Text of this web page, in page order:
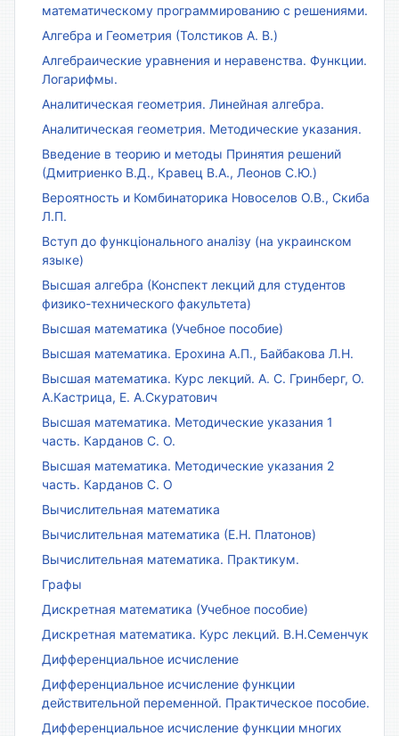
математическому программированию с решениями.
Алгебра и Геометрия (Толстиков А. В.)
Алгебраические уравнения и неравенства. Функции.
Логарифмы.
Аналитическая геометрия. Линейная алгебра.
Аналитическая геометрия. Методические указания.
Введение в теорию и методы Принятия решений
(Дмитриенко В.Д., Кравец В.А., Леонов С.Ю.)
Вероятность и Комбинаторика Новоселов О.В., Скиба
Л.П.
Вступ до функціонального аналізу (на украинском
языке)
Высшая алгебра (Конспект лекций для студентов
физико-технического факультета)
Высшая математика (Учебное пособие)
Высшая математика. Ерохина А.П., Байбакова Л.Н.
Высшая математика. Курс лекций. А. С. Гринберг, О.
А.Кастрица, Е. А.Скуратович
Высшая математика. Методические указания 1
часть. Карданов С. О.
Высшая математика. Методические указания 2
часть. Карданов С. О
Вычислительная математика
Вычислительная математика (Е.Н. Платонов)
Вычислительная математика. Практикум.
Графы
Дискретная математика (Учебное пособие)
Дискретная математика. Курс лекций. В.Н.Семенчук
Дифференциальное исчисление
Дифференциальное исчисление функции
действительной переменной. Практическое пособие.
Дифференциальное исчисление функции многих